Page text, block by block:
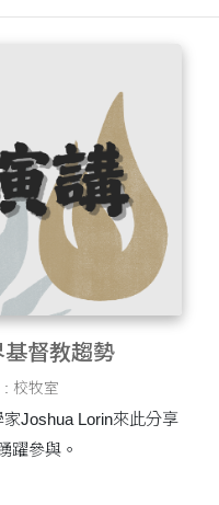
督教趨勢
: 校牧室
Joshua Lorin來此分享
躍參與。